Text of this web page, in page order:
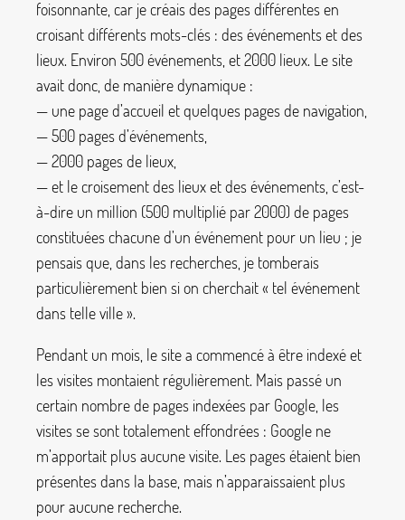
foisonnante, car je créais des pages différentes en
croisant différents mots-clés : des événements et des
lieux. Environ 500 événements, et 2000 lieux. Le site
avait donc, de manière dynamique :
— une page d’accueil et quelques pages de navigation,
— 500 pages d’événements,
— 2000 pages de lieux,
— et le croisement des lieux et des événements, c’est-
à-dire un million (500 multiplié par 2000) de pages
constituées chacune d’un événement pour un lieu ; je
pensais que, dans les recherches, je tomberais
particulièrement bien si on cherchait « tel événement
dans telle ville».
Pendant un mois, le site a commencé à être indexé et
les visites montaient régulièrement. Mais passé un
certain nombre de pages indexées par Google, les
visites se sont totalement effondrées : Google ne
m’apportait plus aucune visite. Les pages étaient bien
présentes dans la base, mais n’apparaissaient plus
pour aucune recherche.